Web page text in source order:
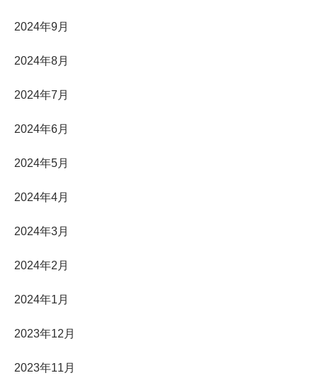
2024年9月
2024年8月
2024年7月
2024年6月
2024年5月
2024年4月
2024年3月
2024年2月
2024年1月
2023年12月
2023年11月